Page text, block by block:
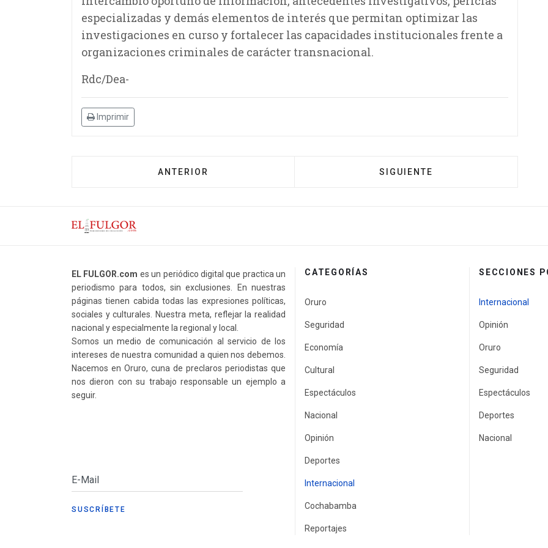
especializadas y demás elementos de interés que permitan optimizar las
investigaciones en curso y fortalecer las capacidades institucionales frente a
organizaciones criminales de carácter transnacional.
Rdc/Dea-
Imprimir
ANTERIOR SIGUIENTE
EL FULGOR.com es un periódico digital que practica un
periodismo para todos, sin exclusiones. En nuestras
páginas tienen cabida todas las expresiones políticas,
sociales y culturales. Nuestra meta, reflejar la realidad
nacional y especialmente la regional y local.
Somos un medio de comunicación al servicio de los
intereses de nuestra comunidad a quien nos debemos.
Nacemos en Oruro, cuna de preclaros periodistas que
nos dieron con su trabajo responsable un ejemplo a
seguir.
CATEGORÍAS
Oruro
Seguridad
Economía
Cultural
Espectáculos
Nacional
Opinión
Deportes
Internacional
Cochabamba
Reportajes
SECCIONES
Internacional
Opinión
Oruro
Seguridad
Espectáculos
Deportes
Nacional